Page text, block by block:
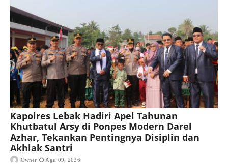
Kapolres Lebak Hadiri Apel Tahunan
Khutbatul Arsy di Ponpes Modern Darel
Azhar, Tekankan Pentingnya Disiplin dan
Akhlak Santri
Owner Agu 09, 2026